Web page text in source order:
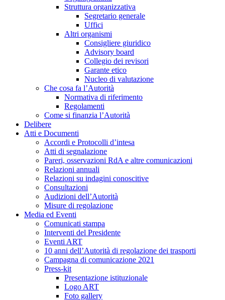
Struttura organizzativa
Segretario generale
Uffici
Altri organismi
Consigliere giuridico
Advisory board
Collegio dei revisori
Garante etico
Nucleo di valutazione
Che cosa fa l’Autorità
Normativa di riferimento
Regolamenti
Come si finanzia l’Autorità
Delibere
Atti e Documenti
Accordi e Protocolli d’intesa
Atti di segnalazione
Pareri, osservazioni RdA e altre comunicazioni
Relazioni annuali
Relazioni su indagini conoscitive
Consultazioni
Audizioni dell’Autorità
Misure di regolazione
Media ed Eventi
Comunicati stampa
Interventi del Presidente
Eventi ART
10 anni dell’Autorità di regolazione dei trasporti
Campagna di comunicazione 2021
Press-kit
Presentazione istituzionale
Logo ART
Foto gallery